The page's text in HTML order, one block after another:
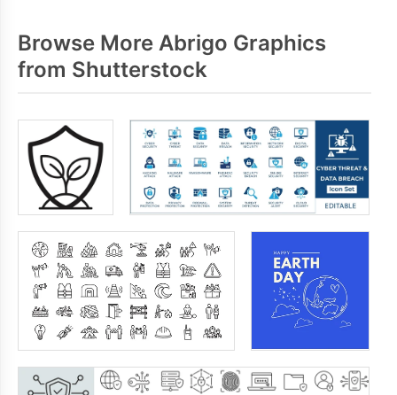
Browse More Abrigo Graphics
from Shutterstock